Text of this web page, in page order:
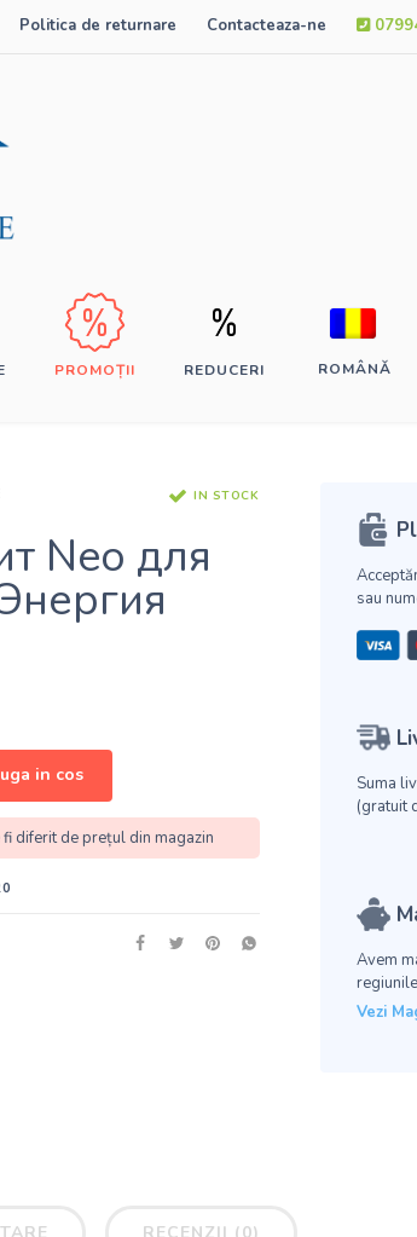
Politica de returnare Contacteaza-ne
PROMOȚII REDUCERI ROMÂNĂ
IN STOCK
Neo для
in cos
diferit de prețul din magazin
sau
Suma
(gratuit
Avem
Vezi